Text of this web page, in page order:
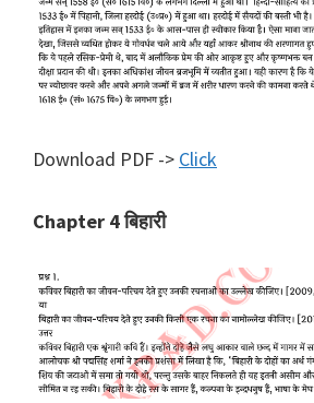
Download PDF -> Click
Chapter 4 बिहारी